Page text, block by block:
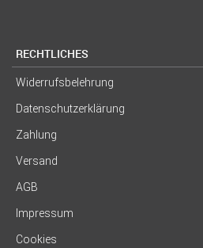
RECHTLICHES
Widerrufsbelehrung
Datenschutzerklärung
Zahlung
Versand
AGB
Impressum
Cookies